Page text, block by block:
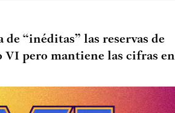
“inéditas” las reservas de
VI pero mantiene las cifras en